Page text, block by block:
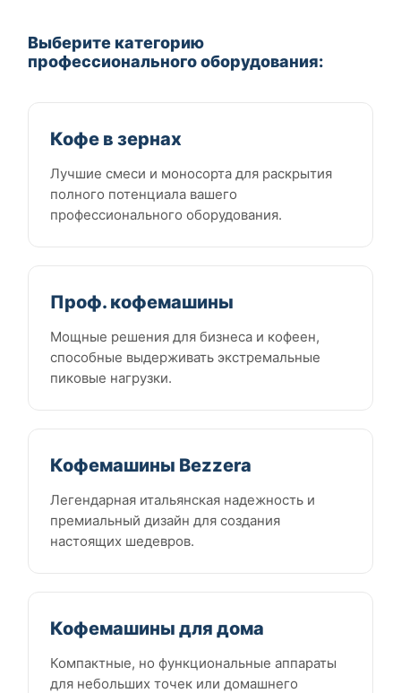
Выберите категорию
профессионального оборудования:
Кофе в зернах
Лучшие смеси и моносорта для раскрытия
полного потенциала вашего
профессионального оборудования.
Проф. кофемашины
Мощные решения для бизнеса и кофеен,
способные выдерживать экстремальные
пиковые нагрузки.
Кофемашины Bezzera
Легендарная итальянская надежность и
премиальный дизайн для создания
настоящих шедевров.
Кофемашины для дома
Компактные, но функциональные аппараты
для небольших точек или домашнего